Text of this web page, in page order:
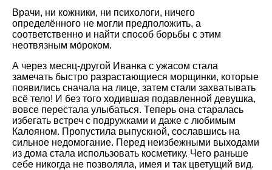
Врачи, ни кожники, ни психологи, ничего
определённого не могли предположить, а
соответственно и найти способ борьбы с этим
неотвязным мо́роком.
А через месяц-другой Иванка с ужасом стала
замечать быстро разрастающиеся морщинки, которые
появились сначала на лице, затем стали захватывать
всё тело! И без того ходившая подавленной девушка,
вовсе перестала улыбаться. Теперь она старалась
избегать встреч с подружками и даже с любимым
Калояном. Пропустила выпускной, сославшись на
сильное недомогание. Перед неизбежными выходами
из дома стала использовать косметику. Чего раньше
себе никогда не позволяла, имея и так цветущий вид.